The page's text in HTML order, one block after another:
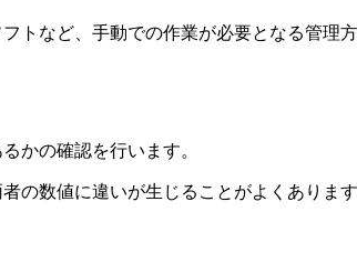
トなど、手動での作業が必要となる管理
かの確認を行います。
の数値に違いが生じることがよくありま